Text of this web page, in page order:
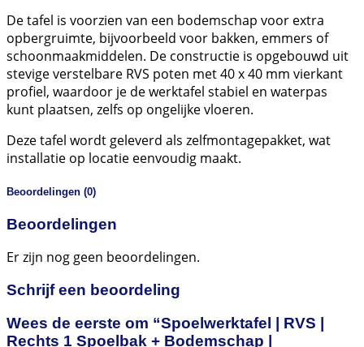
De tafel is voorzien van een bodemschap voor extra
opbergruimte, bijvoorbeeld voor bakken, emmers of
schoonmaakmiddelen. De constructie is opgebouwd uit
stevige verstelbare RVS poten met 40 x 40 mm vierkant
profiel, waardoor je de werktafel stabiel en waterpas
kunt plaatsen, zelfs op ongelijke vloeren.
Deze tafel wordt geleverd als zelfmontagepakket, wat
installatie op locatie eenvoudig maakt.
Beoordelingen (0)
Beoordelingen
Er zijn nog geen beoordelingen.
Schrijf een beoordeling
Wees de eerste om “Spoelwerktafel | RVS |
Rechts 1 Spoelbak + Bodemschap |